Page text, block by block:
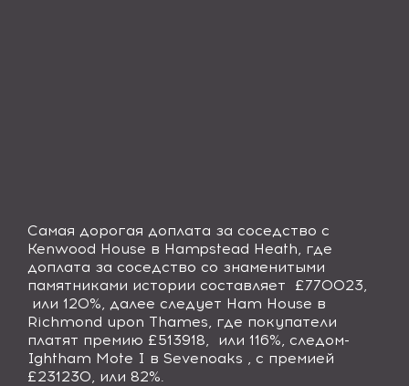
Самая дорогая доплата за соседство с
Kenwood House в Hampstead Heath, где
доплата за соседство со знаменитыми
памятниками истории составляет
£770023,
или 120%, далее следует Ham House в
Richmond upon Thames, где покупатели
платят премию £513918,
или 116%, следом-
Ightham Mote I в Sevenoaks , с премией
£231230, или 82%.